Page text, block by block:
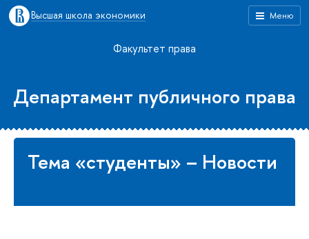
Меню
Высшая школа экономики
Факультет права
Департамент публичного права
Тема «студенты» – Новости